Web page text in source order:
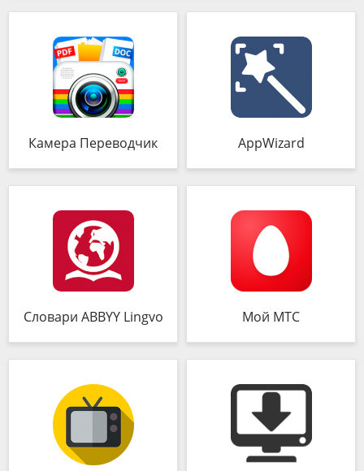
Камера Переводчик AppWizard
Словари ABBYY Lingvo Мой МТС